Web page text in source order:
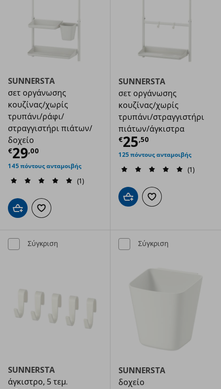
SUNNERSTA
σετ οργάνωσης
κουζίνας/χωρίς
τρυπάνι/ράφι/
στραγγιστήρι πιάτων/
δοχείο
€29,00
Τρέχουσα τιμή € 29,00
145 πόντους ανταμοιβής
(1)
Προσθήκη στο καλάθι
Προσθήκη στα αγαπημένα
SUNNERSTA
σετ οργάνωσης
κουζίνας/χωρίς
τρυπάνι/στραγγιστήρι
πιάτων/άγκιστρα
€25,50
Τρέχουσα
125 πόντους ανταμοιβής
(1)
Προσθήκη στο καλάθι
Προσθήκη στα
Σύγκριση
SUNNERSTA
άγκιστρο, 5 τεμ.
Σύγκριση
SUNNERSTA
δοχείο